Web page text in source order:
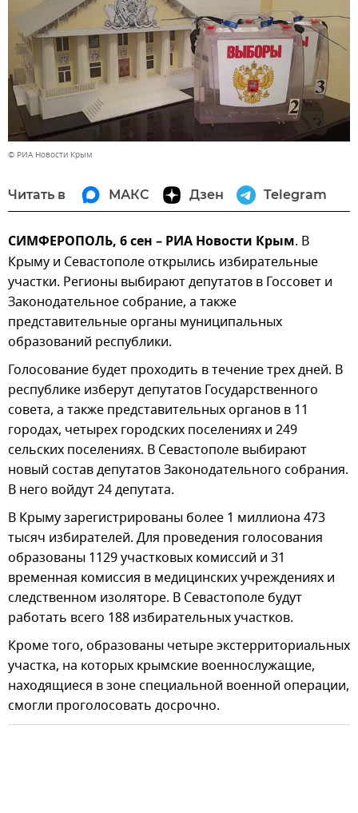
© РИА Новости Крым
Читать в МАКС Дзен Telegram
СИМФЕРОПОЛЬ, 6 сен – РИА Новости Крым. В
Крыму и Севастополе открылись избирательные
участки. Регионы выбирают депутатов в Госсовет и
Законодательное собрание, а также
представительные органы муниципальных
образований республики.
Голосование будет проходить в течение трех дней. В
республике изберут депутатов Государственного
совета, а также представительных органов в 11
городах, четырех городских поселениях и 249
сельских поселениях. В Севастополе выбирают
новый состав депутатов Законодательного собрания.
В него войдут 24 депутата.
В Крыму зарегистрированы более 1 миллиона 473
тысяч избирателей. Для проведения голосования
образованы 1129 участковых комиссий и 31
временная комиссия в медицинских учреждениях и
следственном изоляторе. В Севастополе будут
работать всего 188 избирательных участков.
Кроме того, образованы четыре экстерриториальных
участка, на которых крымские военнослужащие,
находящиеся в зоне специальной военной операции,
смогли проголосовать досрочно.